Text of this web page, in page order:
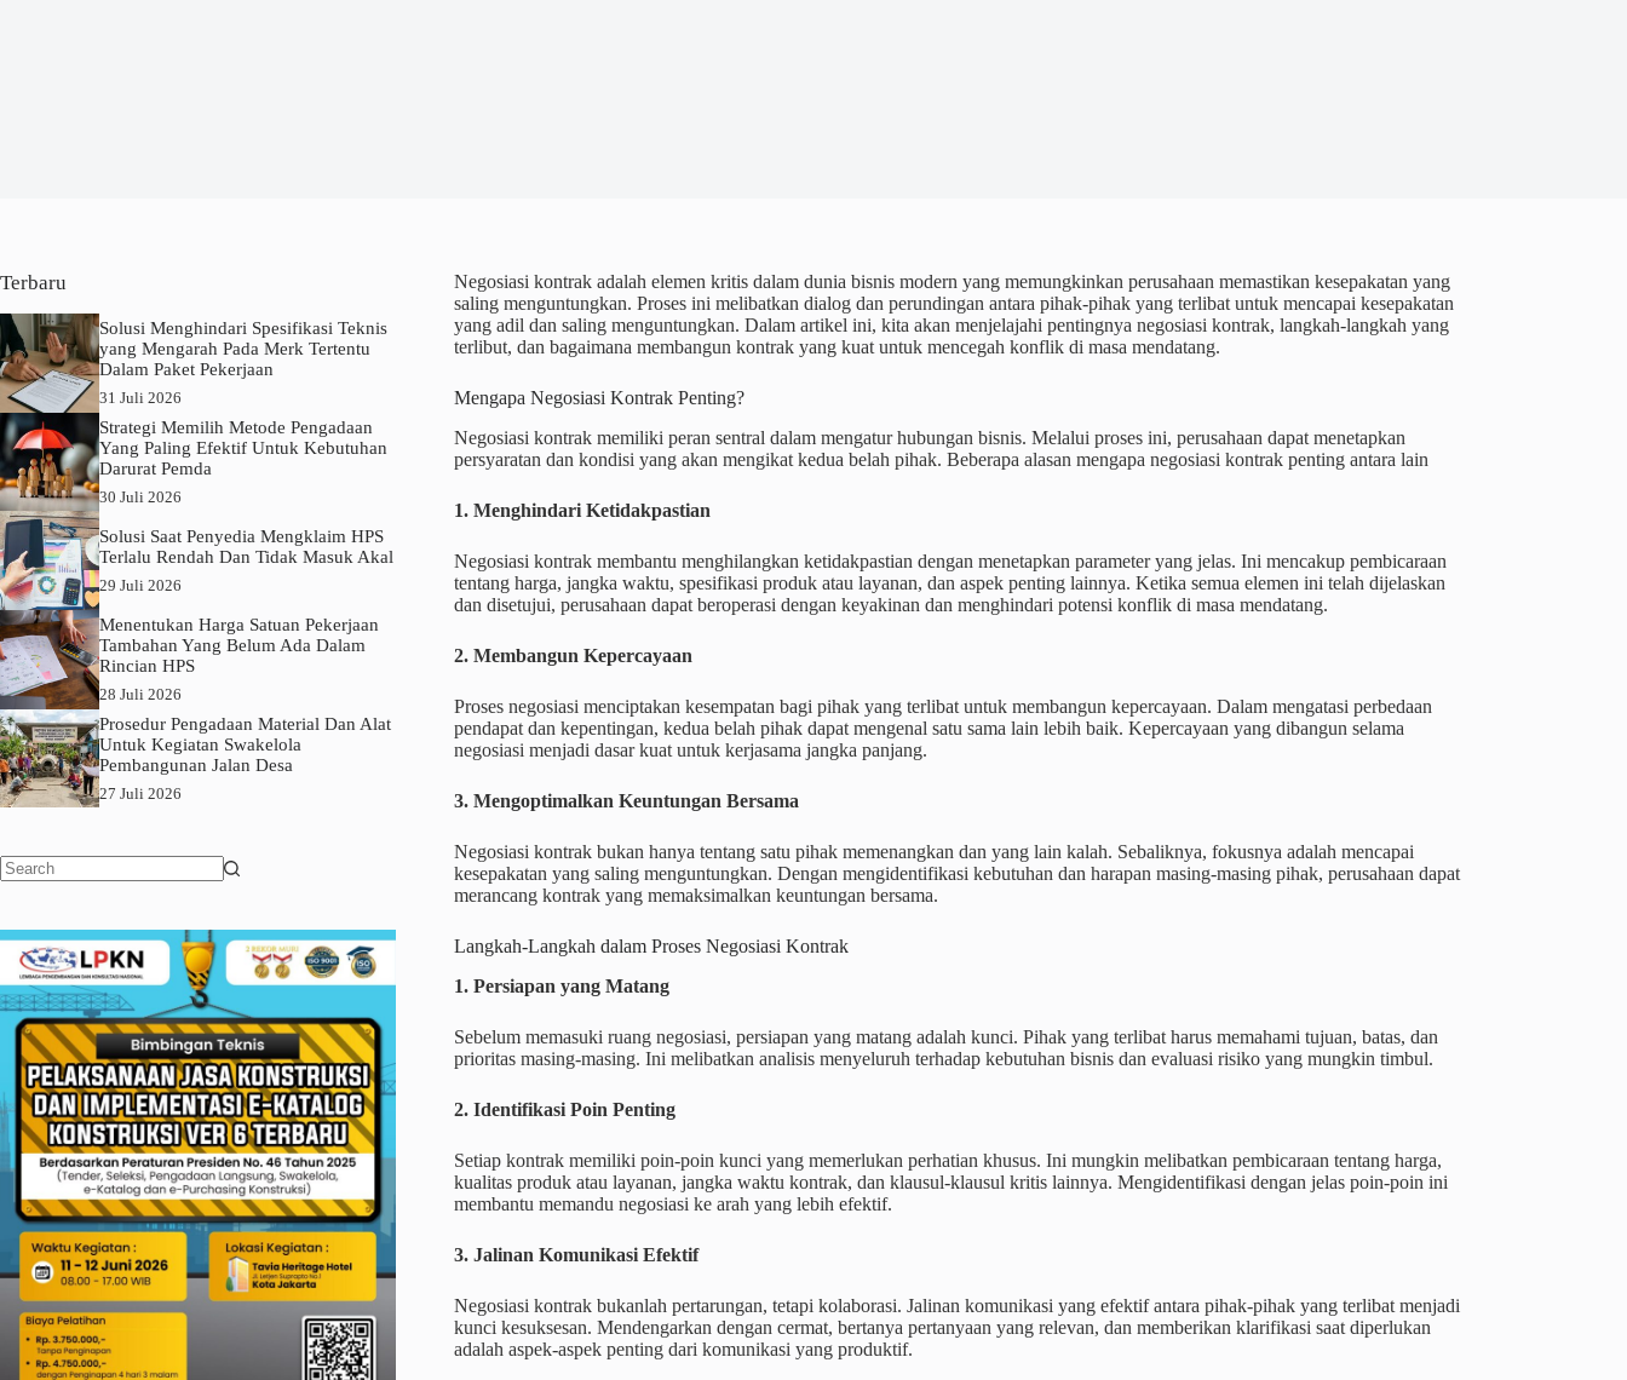
Negosiasi kontrak adalah elemen kritis dalam dunia bisnis modern yang memungkinkan perusahaan memastikan kesepakatan yang
saling menguntungkan. Proses ini melibatkan dialog dan perundingan antara pihak-pihak yang terlibat untuk mencapai kesepakatan
yang adil dan saling menguntungkan. Dalam artikel ini, kita akan menjelajahi pentingnya negosiasi kontrak, langkah-langkah yang
terlibut, dan bagaimana membangun kontrak yang kuat untuk mencegah konflik di masa mendatang.
Mengapa Negosiasi Kontrak Penting?
Negosiasi kontrak memiliki peran sentral dalam mengatur hubungan bisnis. Melalui proses ini, perusahaan dapat menetapkan
persyaratan dan kondisi yang akan mengikat kedua belah pihak. Beberapa alasan mengapa negosiasi kontrak penting antara lain
1. Menghindari Ketidakpastian
Negosiasi kontrak membantu menghilangkan ketidakpastian dengan menetapkan parameter yang jelas. Ini mencakup pembicaraan
tentang harga, jangka waktu, spesifikasi produk atau layanan, dan aspek penting lainnya. Ketika semua elemen ini telah dijelaskan
dan disetujui, perusahaan dapat beroperasi dengan keyakinan dan menghindari potensi konflik di masa mendatang.
2. Membangun Kepercayaan
Proses negosiasi menciptakan kesempatan bagi pihak yang terlibat untuk membangun kepercayaan. Dalam mengatasi perbedaan
pendapat dan kepentingan, kedua belah pihak dapat mengenal satu sama lain lebih baik. Kepercayaan yang dibangun selama
negosiasi menjadi dasar kuat untuk kerjasama jangka panjang.
3. Mengoptimalkan Keuntungan Bersama
Negosiasi kontrak bukan hanya tentang satu pihak memenangkan dan yang lain kalah. Sebaliknya, fokusnya adalah mencapai
kesepakatan yang saling menguntungkan. Dengan mengidentifikasi kebutuhan dan harapan masing-masing pihak, perusahaan dapat
merancang kontrak yang memaksimalkan keuntungan bersama.
Langkah-Langkah dalam Proses Negosiasi Kontrak
1. Persiapan yang Matang
Sebelum memasuki ruang negosiasi, persiapan yang matang adalah kunci. Pihak yang terlibat harus memahami tujuan, batas, dan
prioritas masing-masing. Ini melibatkan analisis menyeluruh terhadap kebutuhan bisnis dan evaluasi risiko yang mungkin timbul.
2. Identifikasi Poin Penting
Setiap kontrak memiliki poin-poin kunci yang memerlukan perhatian khusus. Ini mungkin melibatkan pembicaraan tentang harga,
kualitas produk atau layanan, jangka waktu kontrak, dan klausul-klausul kritis lainnya. Mengidentifikasi dengan jelas poin-poin ini
membantu memandu negosiasi ke arah yang lebih efektif.
3. Jalinan Komunikasi Efektif
Negosiasi kontrak bukanlah pertarungan, tetapi kolaborasi. Jalinan komunikasi yang efektif antara pihak-pihak yang terlibat menjadi
kunci kesuksesan. Mendengarkan dengan cermat, bertanya pertanyaan yang relevan, dan memberikan klarifikasi saat diperlukan
adalah aspek-aspek penting dari komunikasi yang produktif.
Terbaru
Solusi Menghindari Spesifikasi Teknis
yang Mengarah Pada Merk Tertentu
Dalam Paket Pekerjaan
31 Juli 2026
Strategi Memilih Metode Pengadaan
Yang Paling Efektif Untuk Kebutuhan
Darurat Pemda
30 Juli 2026
Solusi Saat Penyedia Mengklaim HPS
Terlalu Rendah Dan Tidak Masuk Akal
29 Juli 2026
Menentukan Harga Satuan Pekerjaan
Tambahan Yang Belum Ada Dalam
Rincian HPS
28 Juli 2026
Prosedur Pengadaan Material Dan Alat
Untuk Kegiatan Swakelola
Pembangunan Jalan Desa
27 Juli 2026